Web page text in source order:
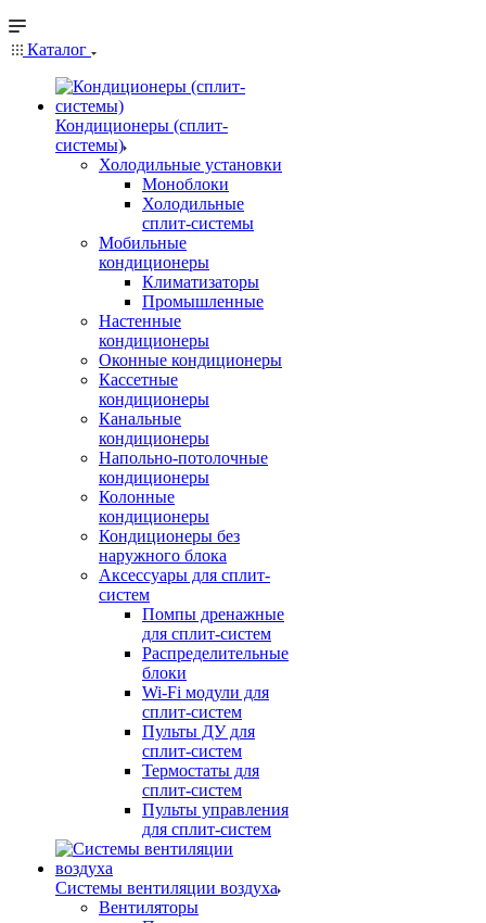
Каталог
Кондиционеры (сплит-
системы)
Холодильные установки
Моноблоки
Холодильные
сплит-системы
Мобильные
кондиционеры
Климатизаторы
Промышленные
Настенные
кондиционеры
Оконные кондиционеры
Кассетные
кондиционеры
Канальные
кондиционеры
Напольно-потолочные
кондиционеры
Колонные
кондиционеры
Кондиционеры без
наружного блока
Аксессуары для сплит-
систем
Помпы дренажные
для сплит-систем
Распределительные
блоки
Wi-Fi модули для
сплит-систем
Пульты ДУ для
сплит-систем
Термостаты для
сплит-систем
Пульты управления
для сплит-систем
Системы вентиляции воздуха
Вентиляторы